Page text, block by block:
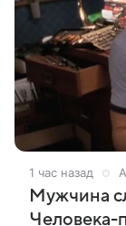
1 час назад
Мужчина
Человека-